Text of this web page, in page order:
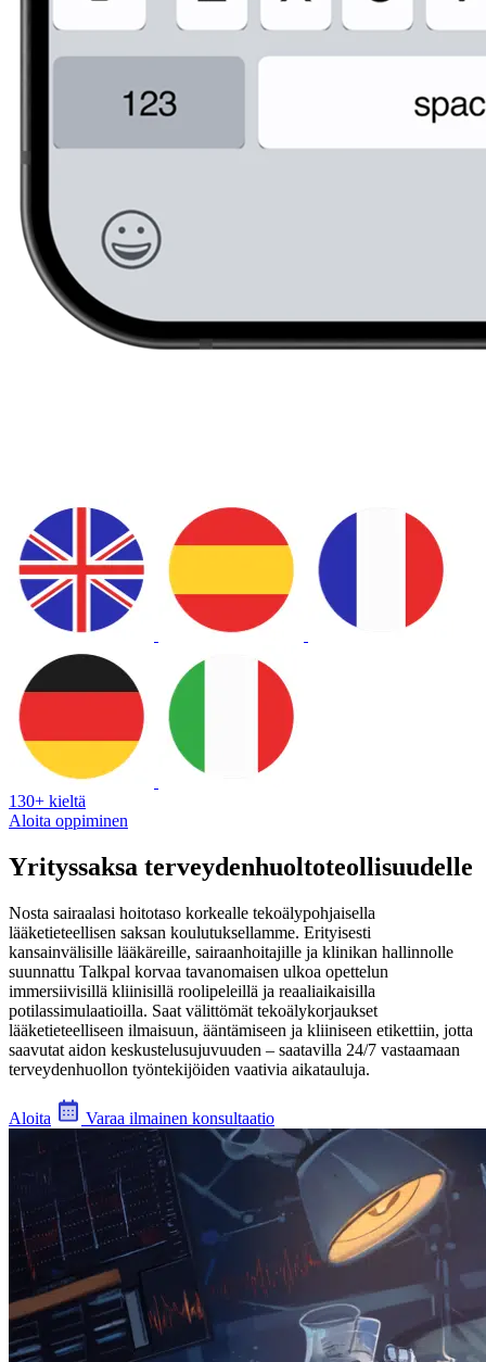
130+ kieltä
Aloita oppiminen
Yrityssaksa terveydenhuoltoteollisuudelle
Nosta sairaalasi hoitotaso korkealle tekoälypohjaisella
lääketieteellisen saksan koulutuksellamme. Erityisesti
kansainvälisille lääkäreille, sairaanhoitajille ja klinikan hallinnolle
suunnattu Talkpal korvaa tavanomaisen ulkoa opettelun
immersiivisillä kliinisillä roolipeleillä ja reaaliaikaisilla
potilassimulaatioilla. Saat välittömät tekoälykorjaukset
lääketieteelliseen ilmaisuun, ääntämiseen ja kliiniseen etikettiin, jotta
saavutat aidon keskustelusujuvuuden – saatavilla 24/7 vastaamaan
terveydenhuollon työntekijöiden vaativia aikatauluja.
Aloita Varaa ilmainen konsultaatio